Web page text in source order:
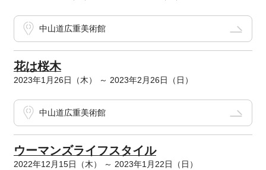
中山道広重美術館
花は桜木
2023年1月26日（木） ～ 2023年2月26日（日）
中山道広重美術館
ウーマンズライフスタイル
2022年12月15日（木） ～ 2023年1月22日（日）